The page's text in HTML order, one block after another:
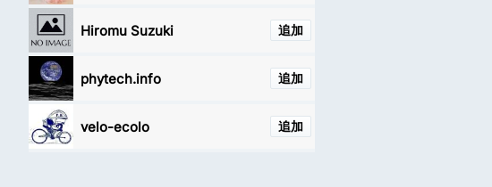
追加
Hiromu Suzuki
追加
phytech.info
追加
velo-ecolo